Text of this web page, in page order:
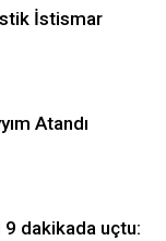
İstismar
Atandı
dakikada uçtu: